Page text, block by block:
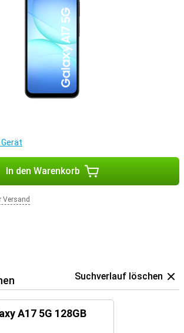
In den Warenkorb
Versand
Suchverlauf löschen
A17 5G 128GB